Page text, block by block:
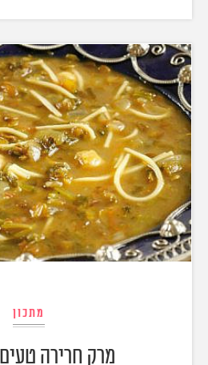
מתכון
מרק חרירה